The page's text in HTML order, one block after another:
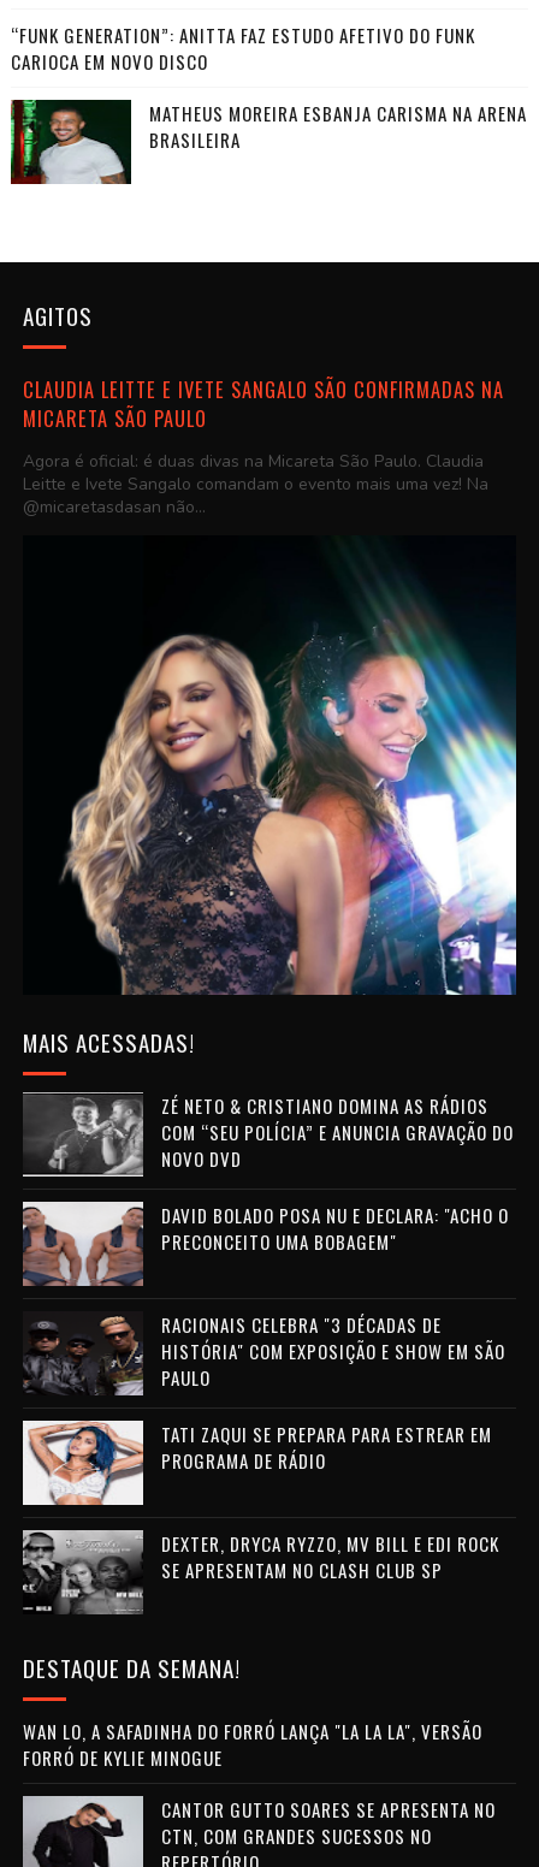
“FUNK GENERATION”: ANITTA FAZ ESTUDO AFETIVO DO FUNK
CARIOCA EM NOVO DISCO
MATHEUS MOREIRA ESBANJA CARISMA NA ARENA
BRASILEIRA
AGITOS
CLAUDIA LEITTE E IVETE SANGALO SÃO CONFIRMADAS NA
MICARETA SÃO PAULO
Agora é oficial: é duas divas na Micareta São Paulo. Claudia
Leitte e Ivete Sangalo comandam o evento mais uma vez! Na
@micaretasdasan não...
MAIS ACESSADAS!
ZÉ NETO & CRISTIANO DOMINA AS RÁDIOS
COM “SEU POLÍCIA” E ANUNCIA GRAVAÇÃO DO
NOVO DVD
DAVID BOLADO POSA NU E DECLARA: "ACHO O
PRECONCEITO UMA BOBAGEM"
RACIONAIS CELEBRA "3 DÉCADAS DE
HISTÓRIA" COM EXPOSIÇÃO E SHOW EM SÃO
PAULO
TATI ZAQUI SE PREPARA PARA ESTREAR EM
PROGRAMA DE RÁDIO
DEXTER, DRYCA RYZZO, MV BILL E EDI ROCK
SE APRESENTAM NO CLASH CLUB SP
DESTAQUE DA SEMANA!
WAN LO, A SAFADINHA DO FORRÓ LANÇA "LA LA LA", VERSÃO
FORRÓ DE KYLIE MINOGUE
CANTOR GUTTO SOARES SE APRESENTA NO
CTN, COM GRANDES SUCESSOS NO